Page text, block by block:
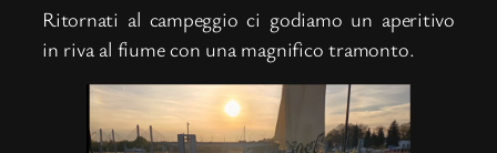
Ritornati al campeggio ci godiamo un aperitivo
in riva al fiume con una magnifico tramonto.